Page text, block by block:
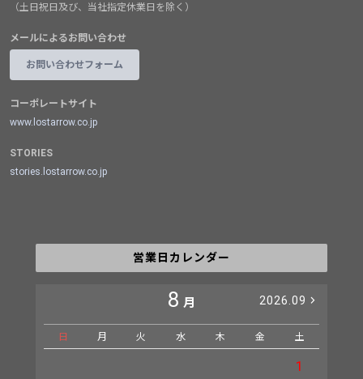
（土日祝日及び、当社指定休業日を除く）
メールによるお問い合わせ
お問い合わせフォーム
コーポレートサイト
www.lostarrow.co.jp
STORIES
stories.lostarrow.co.jp
営業日カレンダー
8 月 2026.09
日 月 火 水 木 金 土
1